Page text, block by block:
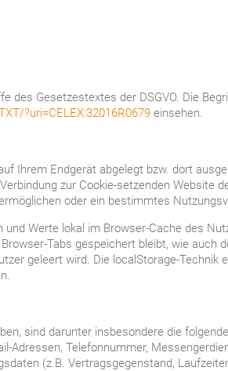
des Gesetzestextes der DSGVO. Die
?uri=CELEX:32016R0679 einsehen.
Ihrem Endgerät abgelegt bzw. dort
zur Cookie-setzenden Website
oder ein bestimmtes
und Werte lokal im Browser-Cache des
Tabs gespeichert bleibt, wie auch
geleert wird. Die localStorage-Technik
sind darunter insbesondere die
Adressen, Telefonnummer,
(z.B. Vertragsgegenstand,